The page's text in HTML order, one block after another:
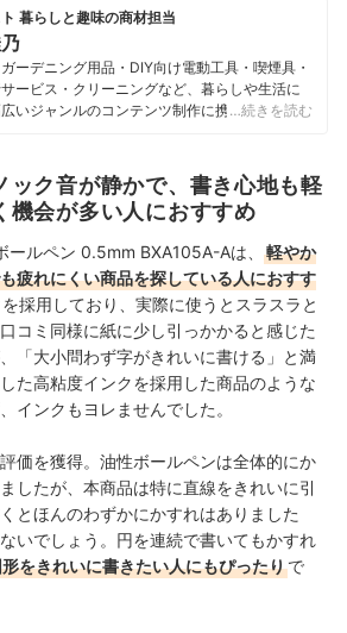
暮らしと趣味の商材担当
ーデニング用品・DIY向け電動工具・喫煙具・
ービス・クリーニングなど、暮らしや生活に
いジャンルのコンテンツ制作に携わる。「一
乃のプロフィール
…続きを読む
ック音が静かで、書き心地も軽
機会が多い人におすすめ
ールペン 0.5mm BXA105A-Aは、
軽やか
疲れにくい商品を探している人におすす
採用しており、実際に使うとスラスラと
コミ同様に紙に少し引っかかると感じた
「大小問わず字がきれいに書ける」と満
た高粘度インクを採用した商品のような
インクもヨレませんでした。
価を獲得。油性ボールペンは全体的にか
したが、本商品は特に直線をきれいに引
とほんのわずかにかすれはありました
いでしょう。円を連続で書いてもかすれ
をきれいに書きたい人にもぴったりで